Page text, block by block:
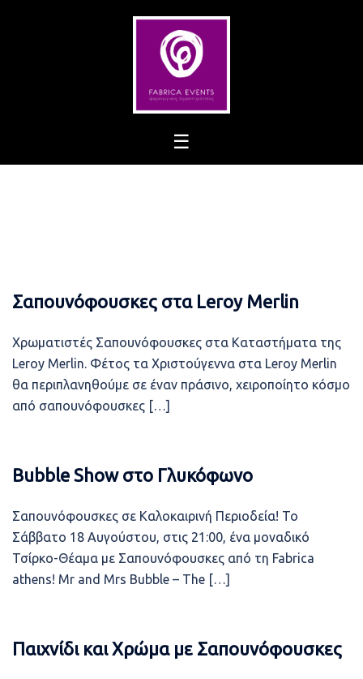
Σαπουνόφουσκες στα Leroy Merlin
Χρωματιστές Σαπουνόφουσκες στα Καταστήματα της
Leroy Merlin. Φέτος τα Χριστούγεννα στα Leroy Merlin
θα περιπλανηθούμε σε έναν πράσινο, χειροποίητο κόσμο
από σαπουνόφουσκες […]
Bubble Show στο Γλυκόφωνο
Σαπουνόφουσκες σε Καλοκαιρινή Περιοδεία! Το
Σάββατο 18 Αυγούστου, στις 21:00, ένα μοναδικό
Τσίρκο-Θέαμα με Σαπουνόφουσκες από τη Fabrica
athens! Mr and Mrs Bubble – The […]
Παιχνίδι και Χρώμα με Σαπουνόφουσκες